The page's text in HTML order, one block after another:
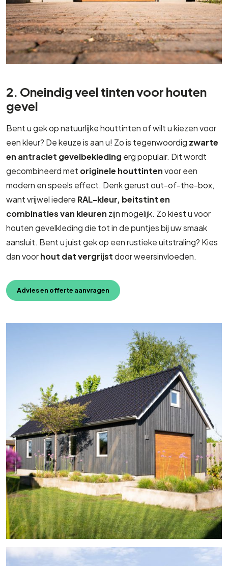
2. Oneindig veel tinten voor houten
gevel
Bent u gek op natuurlijke houttinten of wilt u kiezen voor
een kleur? De keuze is aan u! Zo is tegenwoordig zwarte
en antraciet gevelbekleding erg populair. Dit wordt
gecombineerd met originele houttintenvoor een
modern en speels effect. Denk gerust out-of-the-box,
want vrijwel iedere RAL-kleur, beitstint en
combinaties van kleuren zijn mogelijk. Zo kiest u voor
houten gevelkleding die tot in de puntjes bij uw smaak
aansluit. Bent u juist gek op een rustieke uitstraling? Kies
dan voorhout dat vergrijstdoor weersinvloeden.
Advies en offerte aanvragen